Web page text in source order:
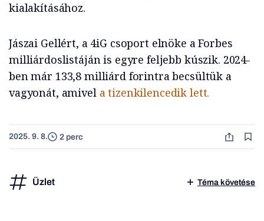
kialakításához.
Jászai Gellért, a 4iG csoport elnöke a Forbes
milliárdoslistáján is egyre feljebb kúszik. 2024-
ben már 133,8 milliárd forintra becsültük a
vagyonát, amivel a tizenkilencedik lett.
2025. 9. 8. 2 perc
Üzlet Téma követése